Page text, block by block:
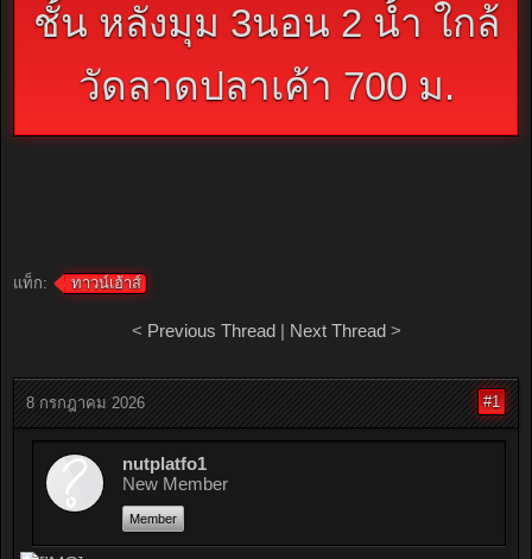
ชั้น หลังมุม 3นอน 2 น้ำ ใกล้
วัดลาดปลาเค้า 700 ม.
แท็ก: ทาวน์เฮ้าส์
< Previous Thread| Next Thread>
8 กรกฎาคม 2026 #1
nutplatfo1
New Member
Member